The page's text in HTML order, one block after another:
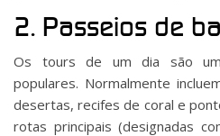
2. Passeios de
Os tours de um dia são
populares. Normalmente
desertas, recifes de coral e
rotas principais (designadas